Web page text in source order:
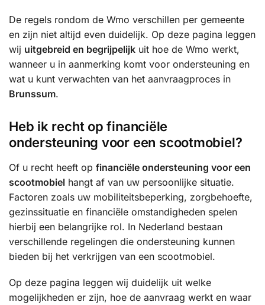
De regels rondom de Wmo verschillen per gemeente
en zijn niet altijd even duidelijk. Op deze pagina leggen
wij uitgebreid en begrijpelijk uit hoe de Wmo werkt,
wanneer u in aanmerking komt voor ondersteuning en
wat u kunt verwachten van het aanvraagproces in
Brunssum.
Heb ik recht op financiële
ondersteuning voor een scootmobiel?
Of u recht heeft op financiële ondersteuning voor een
scootmobiel hangt af van uw persoonlijke situatie.
Factoren zoals uw mobiliteitsbeperking, zorgbehoefte,
gezinssituatie en financiële omstandigheden spelen
hierbij een belangrijke rol. In Nederland bestaan
verschillende regelingen die ondersteuning kunnen
bieden bij het verkrijgen van een scootmobiel.
Op deze pagina leggen wij duidelijk uit welke
mogelijkheden er zijn, hoe de aanvraag werkt en waar